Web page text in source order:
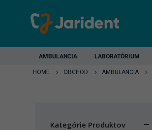
AMBULANCIA LABORATÓRIUM
HOME OBCHOD AMBULANCIA
Kategórie Produktov